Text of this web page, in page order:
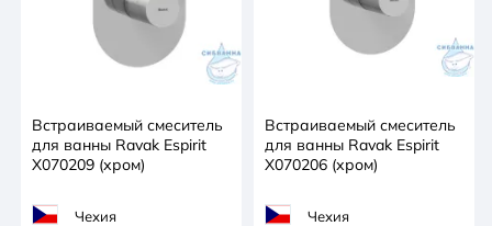
Встраиваемый смеситель
для ванны Ravak Espirit
X070209 (хром)
Чехия
Встраиваемый смеситель
для ванны Ravak Espirit
X070206 (хром)
Чехия